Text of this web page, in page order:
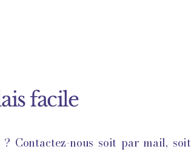
facile
Contactez-nous soit par mail, soit